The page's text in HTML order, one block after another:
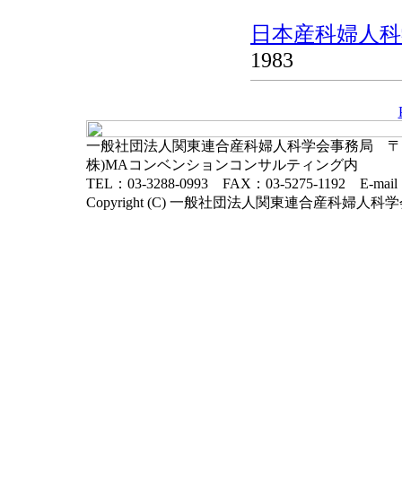
日本産科婦人
1983
一般社団法人関東連合産科婦人科学会事務局 〒
株)MAコンベンションコンサルティング内
TEL：03-3288-0993 FAX：03-5275-1192 E-mail
Copyright (C) 一般社団法人関東連合産科婦人科